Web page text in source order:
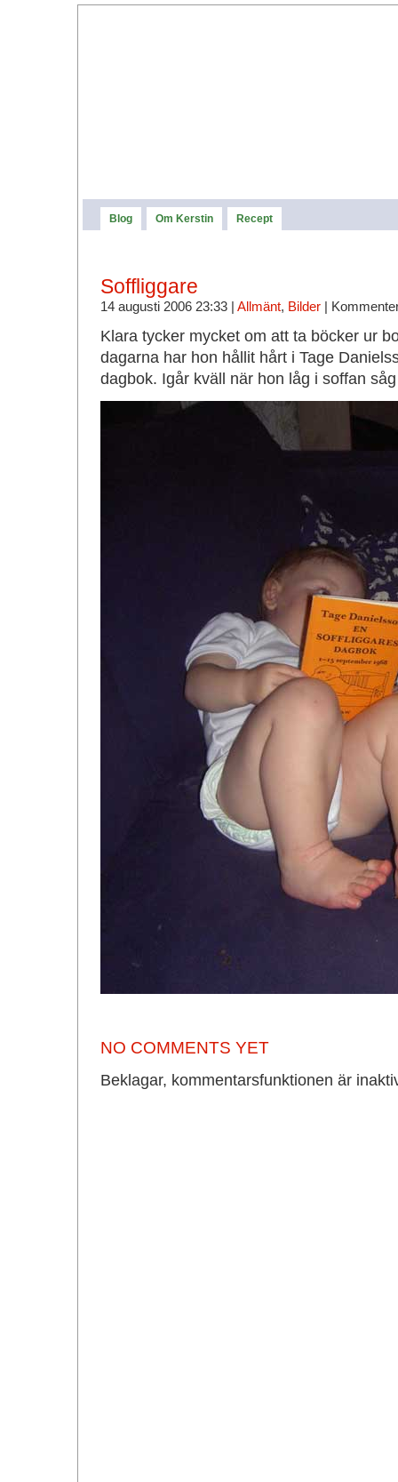
Blog Om Kerstin Recept
Soffliggare
14 augusti 2006 23:33 | Allmänt, Bilder|
Klara tycker mycket om att ta böcker ur
dagarna har hon hållit hårt i Tage
dagbok. Igår kväll när hon låg i soffan
NO COMMENTS YET
Beklagar, kommentarsfunktionen är